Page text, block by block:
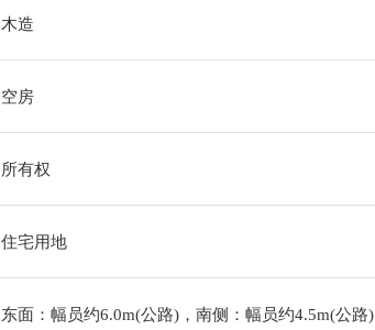
木造
空房
所有权
住宅用地
东面：幅员约6.0m(公路)，南侧：幅员约4.5m(公路)